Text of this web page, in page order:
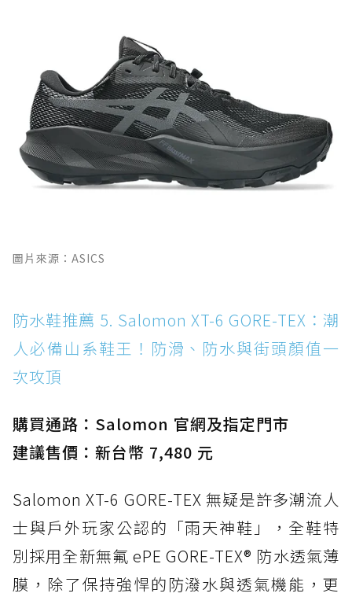
圖片來源：ASICS
防水鞋推薦 5. Salomon XT-6 GORE-TEX：潮
人必備山系鞋王！防滑、防水與街頭顏值一
次攻頂
購買通路：Salomon 官網及指定門市
建議售價：新台幣 7,480 元
Salomon XT-6 GORE-TEX 無疑是許多潮流人
士與戶外玩家公認的「雨天神鞋」，全鞋特
別採用全新無氟 ePE GORE-TEX® 防水透氣薄
膜，除了保持強悍的防潑水與透氣機能，更